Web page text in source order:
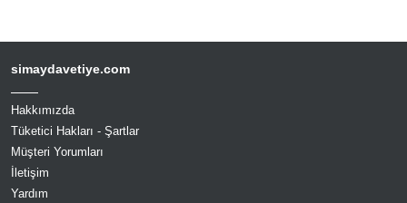
simaydavetiye.com
Hakkımızda
Tüketici Hakları - Şartlar
Müşteri Yorumları
İletişim
Yardım